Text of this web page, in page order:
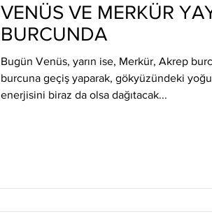
VENÜS VE MERKÜR
BURCUNDA
Bugün Venüs, yarın ise, Merkür, Akrep
burcuna geçiş yaparak, gökyüzündeki
enerjisini biraz da olsa dağıtacak...